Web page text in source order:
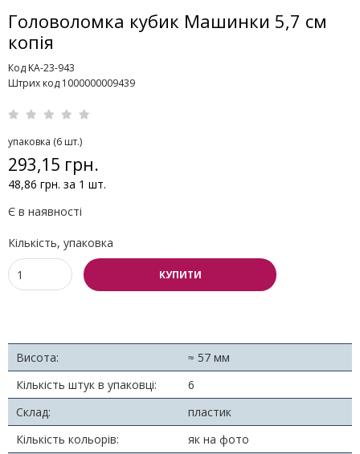
Головоломка кубик Машинки 5,7 см
копія
Код KA-23-943
Штрих код 1000000009439
упаковка (6 шт.)
293,15 грн.
48,86 грн. за 1 шт.
Є в наявності
Кількість, упаковка
КУПИТИ
Висота:
≈ 57 мм
Кількість штук в упаковці:
6
Склад:
пластик
Кількість кольорів:
як на фото